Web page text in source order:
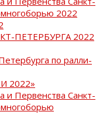
2022
ПЕТЕРБУРГА 2022
по ралли-
2022»
и Первенства Санкт-